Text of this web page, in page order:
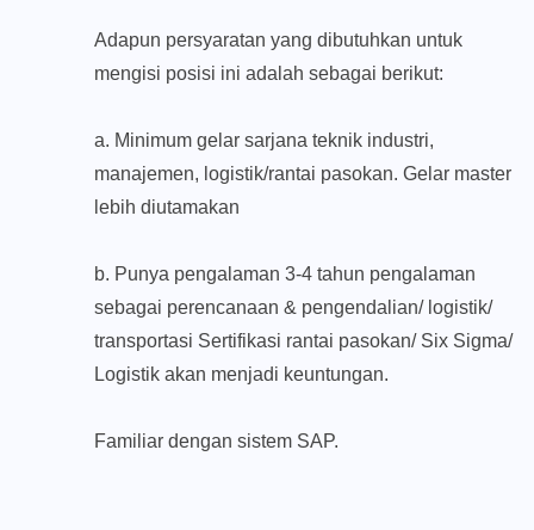
Adapun persyaratan yang dibutuhkan untuk
mengisi posisi ini adalah sebagai berikut:
a. Minimum gelar sarjana teknik industri,
manajemen, logistik/rantai pasokan. Gelar master
lebih diutamakan
b. Punya pengalaman 3-4 tahun pengalaman
sebagai perencanaan & pengendalian/ logistik/
transportasi Sertifikasi rantai pasokan/ Six Sigma/
Logistik akan menjadi keuntungan.
Familiar dengan sistem SAP.